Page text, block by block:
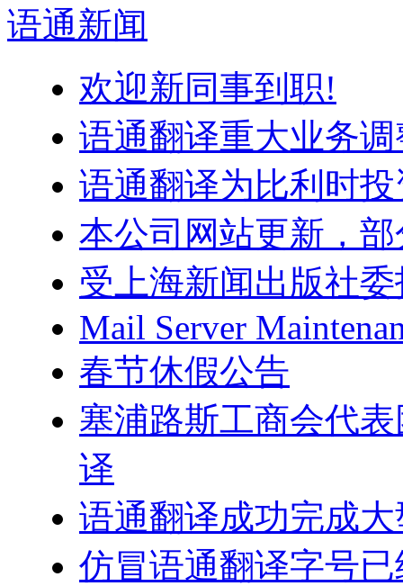
语通新闻
欢迎新同事到职!
语通翻译重大业务调
语通翻译为比利时
本公司网站更新，
受上海新闻出版社
Mail Server
春节休假公告
塞浦路斯工商会代
译
语通翻译成功完成
仿冒语通翻译字号